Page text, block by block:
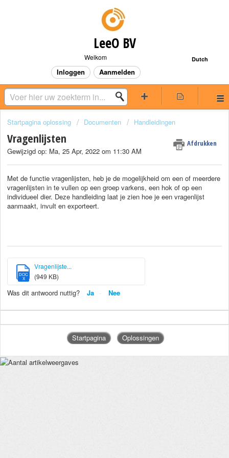
LeeO BV
Dutch
Welkom
Inloggen Aanmelden
Startpagina oplossing Documenten Handleidingen
Vragenlijsten Afdrukken
Gewijzigd op: Ma, 25 Apr, 2022 om 11:30 AM
Met de functie vragenlijsten, heb je de mogelijkheid om een of meerdere
vragenlijsten in te vullen op een groep varkens, een hok of op een
individueel dier. Deze handleiding laat je zien hoe je een vragenlijst
aanmaakt, invult en exporteert.
DOC
X
Vragenlijste...
(949 KB)
Was dit antwoord nuttig? Ja Nee
Startpagina Oplossingen